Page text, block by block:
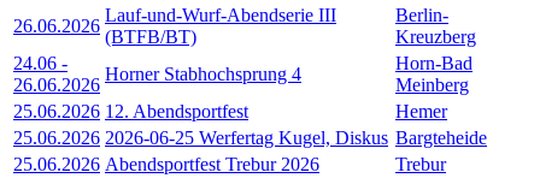
26.06.2026
Lauf-und-Wurf-Abendserie III
(BTFB/BT)
Berlin-
Kreuzberg
24.06 -
26.06.2026
Horner Stabhochsprung 4
Horn-Bad
Meinberg
25.06.2026 12. Abendsportfest
Hemer
25.06.2026 2026-06-25 Werfertag Kugel, Diskus Bargteheide
25.06.2026 Abendsportfest Trebur 2026 Trebur